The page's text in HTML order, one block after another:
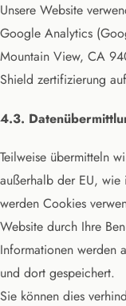
Unsere Website
Google Analytics
Mountain View, CA
Shield zertifizierung
4.3.
Teilweise übermitteln
außerhalb der EU,
werden Cookies
Website durch Ihre
Informationen werden
und dort gespeichert.
Sie können dies